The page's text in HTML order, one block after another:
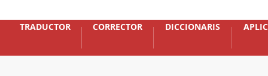
TRADUCTOR CORRECTOR DICCIONARIS